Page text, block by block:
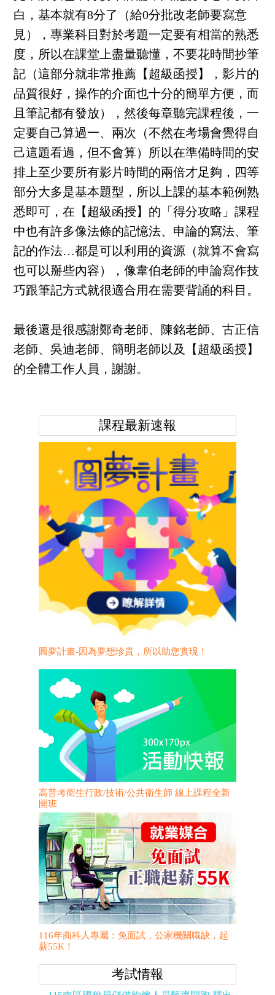
課程最新速報
圓夢計畫-因為夢想珍貴，所以助您實現！
高普考衛生行政/技術/公共衛生師 線上課程全新
開班
116年商科人專屬：免面試，公家機關職缺，起
薪55K！
考試情報
白，基本就有8分了（給0分批改老師要寫意
見），專業科目對於考題一定要有相當的熟悉
度，所以在課堂上盡量聽懂，不要花時間抄筆
記（這部分就非常推薦【超級函授】，影片的
品質很好，操作的介面也十分的簡單方便，而
且筆記都有發放），然後每章聽完課程後，一
定要自己算過一、兩次（不然在考場會覺得自
己這題看過，但不會算）所以在準備時間的安
排上至少要所有影片時間的兩倍才足夠，四等
部分大多是基本題型，所以上課的基本範例熟
悉即可，在【超級函授】的「得分攻略」課程
中也有許多像法條的記憶法、申論的寫法、筆
記的作法…都是可以利用的資源（就算不會寫
也可以掰些內容），像韋伯老師的申論寫作技
巧跟筆記方式就很適合用在需要背誦的科目。
最後還是很感謝鄭奇老師、陳銘老師、古正信
老師、吳迪老師、簡明老師以及【超級函授】
的全體工作人員，謝謝。